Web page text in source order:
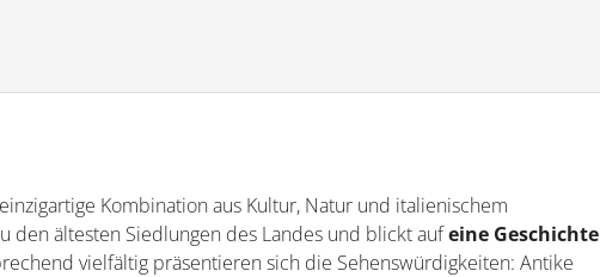
Kombination aus Kultur, Natur und italienischem
den ältesten Siedlungen des Landes und blickt aufeine Geschichte
vielfältig präsentieren sich die Sehenswürdigkeiten: Antike